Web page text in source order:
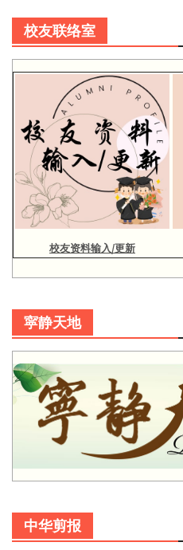
校友联络室
校友资料输入/更新
寜静天地
中华剪报